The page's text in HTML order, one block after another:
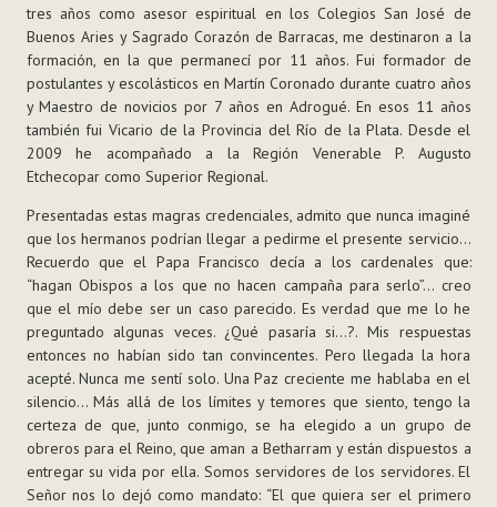
tres años como asesor espiritual en los Colegios San José de
Buenos Aries y Sagrado Corazón de Barracas, me destinaron a la
formación, en la que permanecí por 11 años. Fui formador de
postulantes y escolásticos en Martín Coronado durante cuatro años
y Maestro de novicios por 7 años en Adrogué. En esos 11 años
también fui Vicario de la Provincia del Río de la Plata. Desde el
2009 he acompañado a la Región Venerable P. Augusto
Etchecopar como Superior Regional.
Presentadas estas magras credenciales, admito que nunca imaginé
que los hermanos podrían llegar a pedirme el presente servicio…
Recuerdo que el Papa Francisco decía a los cardenales que:
“hagan Obispos a los que no hacen campaña para serlo”… creo
que el mío debe ser un caso parecido. Es verdad que me lo he
preguntado algunas veces. ¿Qué pasaría si…?. Mis respuestas
entonces no habían sido tan convincentes. Pero llegada la hora
acepté. Nunca me sentí solo. Una Paz creciente me hablaba en el
silencio… Más allá de los límites y temores que siento, tengo la
certeza de que, junto conmigo, se ha elegido a un grupo de
obreros para el Reino, que aman a Betharram y están dispuestos a
entregar su vida por ella. Somos servidores de los servidores. El
Señor nos lo dejó como mandato: “El que quiera ser el primero